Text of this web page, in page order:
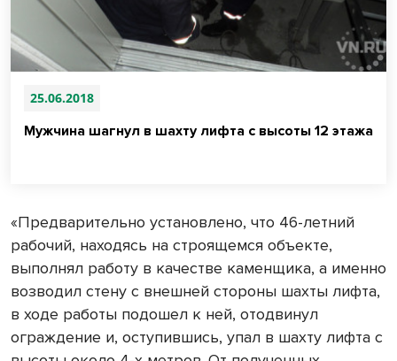
25.06.2018
Мужчина шагнул в шахту лифта с высоты 12 этажа
«Предварительно установлено, что 46-летний
рабочий, находясь на строящемся объекте,
выполнял работу в качестве каменщика, а именно
возводил стену с внешней стороны шахты лифта,
в ходе работы подошел к ней, отодвинул
ограждение и, оступившись, упал в шахту лифта с